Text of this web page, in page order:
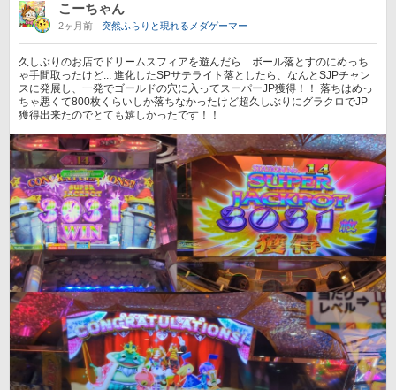
こーちゃん
2ヶ月前 突然ふらりと現れるメダゲーマー
久しぶりのお店でドリームスフィアを遊んだら... ボール落とすのにめっち
ゃ手間取ったけど... 進化したSPサテライト落としたら、なんとSJPチャン
スに発展し、一発でゴールドの穴に入ってスーパーJP獲得！！ 落ちはめっ
ちゃ悪くて800枚くらいしか落ちなかったけど超久しぶりにグラクロでJP
獲得出来たのでとても嬉しかったです！！